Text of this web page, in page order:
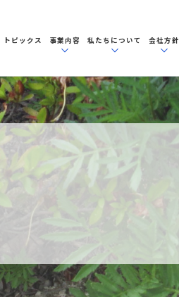
トピックス 事業内容 私たちについて 会社方針